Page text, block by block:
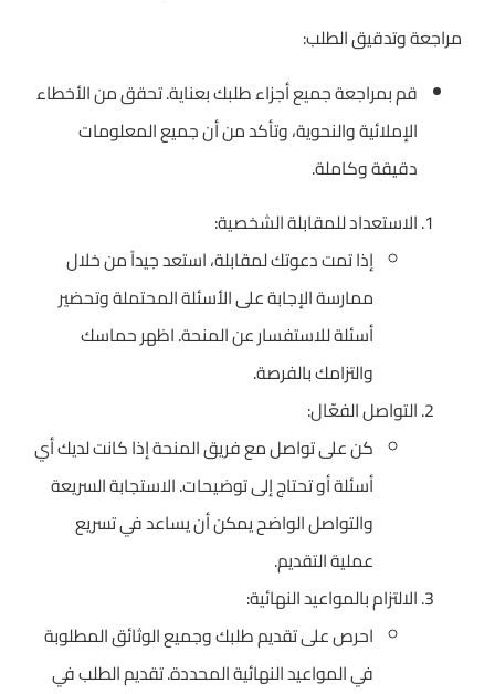
مراجعة وتدقيق الطلب:
قم بمراجعة جميع أجزاء طلبك بعناية. تحقق من الأخطاء
الإملائية والنحوية، وتأكد من أن جميع المعلومات
دقيقة وكاملة.
الاستعداد للمقابلة الشخصية:
إذا تمت دعوتك لمقابلة، استعد جيداً من خلال
ممارسة الإجابة على الأسئلة المحتملة وتحضير
أسئلة للاستفسار عن المنحة. اظهر حماسك
والتزامك بالفرصة.
التواصل الفعّال:
كن على تواصل مع فريق المنحة إذا كانت لديك أي
أسئلة أو تحتاج إلى توضيحات. الاستجابة السريعة
والتواصل الواضح يمكن أن يساعد في تسريع
عملية التقديم.
الالتزام بالمواعيد النهائية:
احرص على تقديم طلبك وجميع الوثائق المطلوبة
في المواعيد النهائية المحددة. تقديم الطلب في